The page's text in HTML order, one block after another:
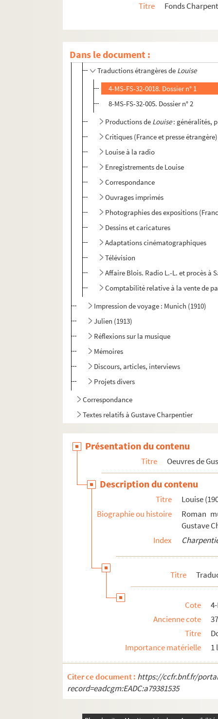
Titre
Fonds
Dans le document :
Poèmes chantés (1895)
Composition et livret de Louise
Traductions étrangères de Louise
4-MS-FS-32-0018. Dossier n° 1
8-MS-FS-32-005. Dossier n° 2
Productions de Louise: généralités,
Critiques (France et presse
Louise à la radio
Enregistrements de Louise
Correspondance
Ouvrages imprimés
Photographies des expositions
Dessins et caricatures
Adaptations cinématographiques
Télévision
Affaire Blois. Radio L.-L. et procès à
Comptabilité relative à la vente de
Impression de voyage : Munich (1910)
Julien (1913)
Réflexions sur la musique
Mémoires
Discours, articles, interviews
Projets divers
Correspondance
Textes relatifs à Gustave Charpentier
Biographie
Présentation du contenu
Titre Oeuvres de
Description du contenu
Titre
Louise
Biographie ou histoire
Roman
Gustave
Index
Titre
Cote
Ancienne cote
Titre
Importance matérielle
1
Citer ce document : https://ccfr.bnf.fr/
record=eadcgm:EADC:a79381535